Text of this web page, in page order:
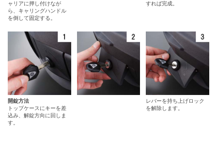
ャリアに押し付けなが
ら、キャリングハンドル
を倒して固定する。
すれば完成。
開錠方法
トップケースにキーを差
込み、解錠方向に回しま
す。
レバーを持ち上げロック
を解除します。